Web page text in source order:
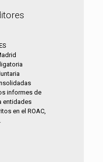
informes de
entidades
en el ROAC,